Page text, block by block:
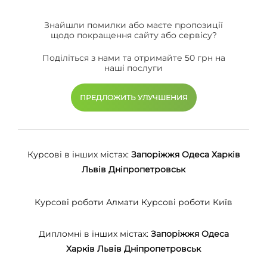
Знайшли помилки або маєте пропозиції
щодо покращення сайту або сервісу?
Поділіться з нами та отримайте 50 грн на
наші послуги
ПРЕДЛОЖИТЬ УЛУЧШЕНИЯ
Курсові в інших містах: Запоріжжя Одеса Харків
Львів Дніпропетровськ
Курсові роботи Алмати Курсові роботи Київ
Дипломні в інших містах: Запоріжжя Одеса
Харків Львів Дніпропетровськ